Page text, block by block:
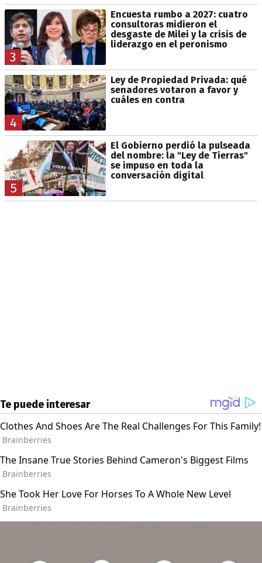
3
Encuesta rumbo a 2027: cuatro
consultoras midieron el
desgaste de Milei y la crisis de
liderazgo en el peronismo
4
Ley de Propiedad Privada: qué
senadores votaron a favor y
cuáles en contra
5
El Gobierno perdió la pulseada
del nombre: la "Ley de Tierras"
se impuso en toda la
conversación digital